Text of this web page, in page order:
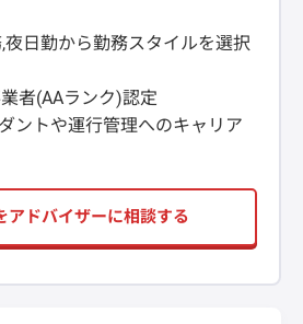
夜日勤から勤務スタイルを選択
者(AAランク)認定
ントや運行管理へのキャリア
アドバイザーに相談する